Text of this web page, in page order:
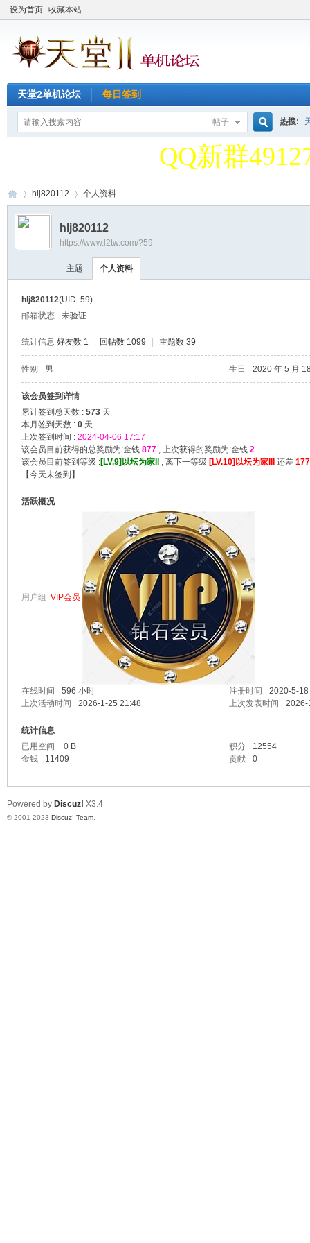
设为首页 收藏本站
天堂2单机论坛 每日签到
帖子 热搜:
天堂2单机
QQ新群
天堂2单机
机
›
hlj820112 个人资料
hlj820112
https://www.l2tw.com/?59
主题 个人资料
hlj820112(UID: 59)
邮箱状态
未验证
统计信息 好友数 1 回帖数 1099 主题数 39
性别 男 生日 2020 年 5 月
该会员签到详情
累计签到总天数 : 573 天
本月签到天数 : 0 天
上次签到时间 : 2024-04-06 17:17
该会员目前获得的总奖励为:金钱 877 , 上次获得的奖励为:金钱 2 .
该会员目前签到等级 :[LV.9]以坛为家II , 离下一等级 [LV.10]以坛为家III 还差 177
【今天未签到 】
活跃概况
用户组 VIP会员
在线时间 596 小时 注册时间
2020-5-
上次活动时间
2026-1-25 21:48 上次发表时间 2026-
统计信息
已用空间
0 B 积分
12554
金钱
11409 贡献 0
Powered by Discuz! X3.4
© 2001-2023 Discuz! Team